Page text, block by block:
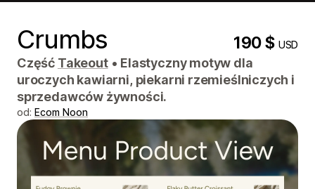
Crumbs 190 $USD
Część Takeout • Elastyczny motyw dla
uroczych kawiarni, piekarni rzemieślniczych i
sprzedawców żywności.
od: Ecom Noon